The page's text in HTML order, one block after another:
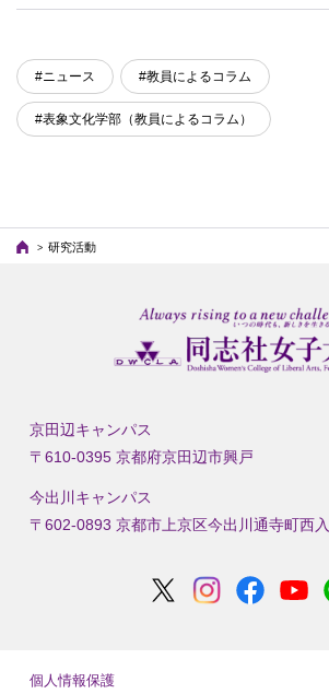
#ニュース #教員によるコラム
#表象文化学部（教員によるコラム）
研究活動
京田辺キャンパス
〒610-0395 京都府京田辺市興戸
今出川キャンパス
〒602-0893 京都市上京区今出川通寺町西入
個人情報保護